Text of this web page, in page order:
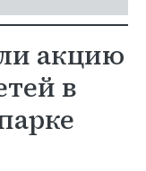
акцию
в